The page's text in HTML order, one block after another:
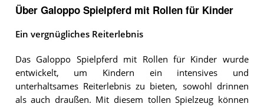
Über Galoppo Spielpferd mit Rollen für Kinder
Ein vergnügliches Reiterlebnis
Das Galoppo Spielpferd mit Rollen für Kinder wurde
entwickelt, um Kindern ein intensives und
unterhaltsames Reiterlebnis zu bieten, sowohl drinnen
als auch draußen. Mit diesem tollen Spielzeug können